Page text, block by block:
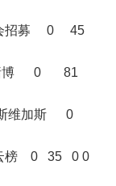
会招募 0 45
赌博 0 81
维加斯 0
云榜 0 35 0 0